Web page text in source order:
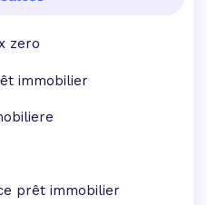
zero
immobilier
prêt immobilier